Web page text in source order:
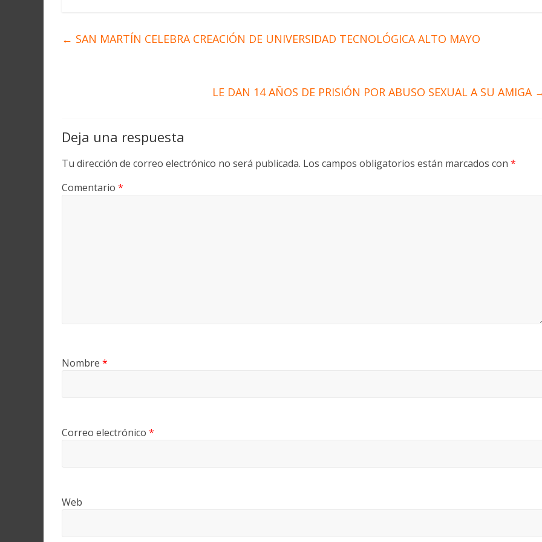
← SAN MARTÍN CELEBRA CREACIÓN DE UNIVERSIDAD TECNOLÓGICA ALTO MAYO
LE DAN 14 AÑOS DE PRISIÓN POR ABUSO SEXUAL A SU AMIGA
Deja una respuesta
Tu dirección de correo electrónico no será publicada. Los campos obligatorios están marcados con *
Comentario *
Nombre *
Correo electrónico *
Web